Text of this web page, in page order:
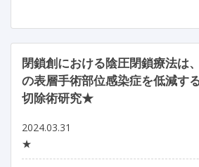
閉鎖創における陰圧閉鎖療法は
の表層手術部位感染症を低減す
切除術研究★
2024.03.31
★